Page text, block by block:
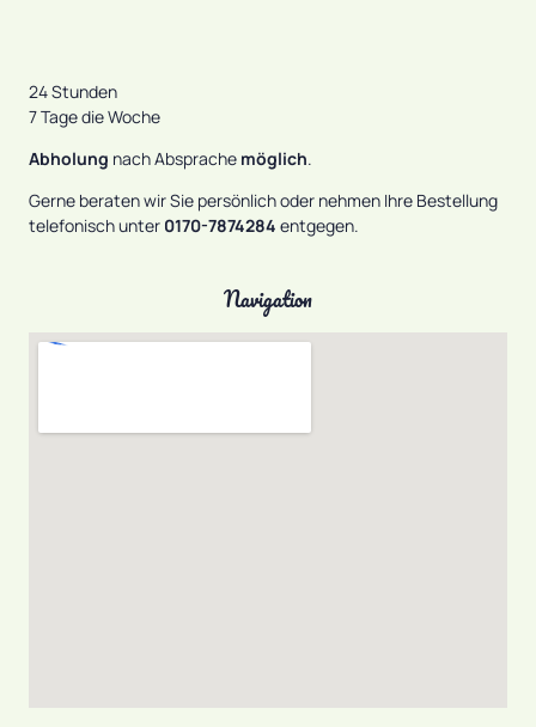
24 Stunden
7 Tage die Woche
Abholung nach Absprache möglich.
Gerne beraten wir Sie persönlich oder nehmen Ihre Bestellung
telefonisch unter 0170-7874284 entgegen.
Navigation